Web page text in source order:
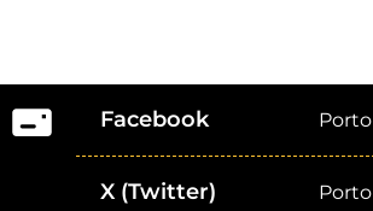
Facebook Porto
X (Twitter) Porto